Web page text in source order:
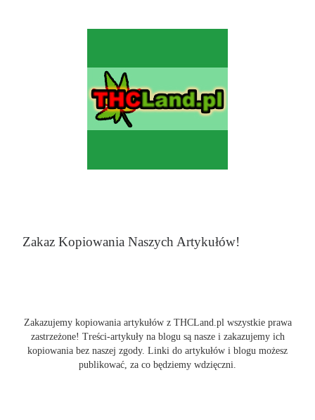
Zakaz Kopiowania Naszych Artykułów!
Zakazujemy kopiowania artykułów z THCLand.pl wszystkie prawa
zastrzeżone! Treści-artykuły na blogu są nasze i zakazujemy ich
kopiowania bez naszej zgody. Linki do artykułów i blogu możesz
publikować, za co będziemy wdzięczni.